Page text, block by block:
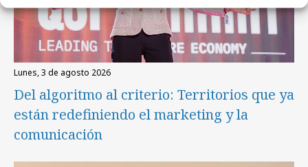
lunes, 3 de agosto 2026
Del algoritmo al criterio: Territorios que ya
están redefiniendo el marketing y la
comunicación